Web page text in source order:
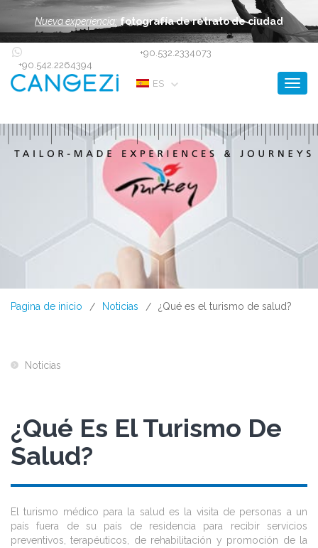
Nueva experiencia: fotografía de retrato de ciudad
+90.542.2264394
+90.532.2334073
ES
Pagina de inicio / Noticias / ¿Qué es el turismo de salud?
Noticias
¿Qué Es El Turismo De
Salud?
El turismo médico para la salud es la visita de personas a un
país fuera de su país de residencia para recibir servicios
preventivos, terapéuticos, de rehabilitación y promoción de la